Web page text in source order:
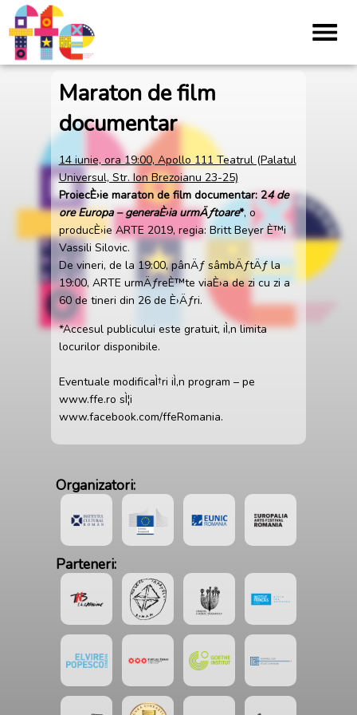
Maraton de film
documentar
14 iunie, ora 19:00, Apollo 111 Teatrul (Palatul
Universul, Str. Ion Brezoianu 23-25)
ProiecÈ›ie maraton de film documentar: 24 de
ore Europa – generaÈ›ia urmÄƒtoare*, o
producÈ›ie ARTE 2019, regia: Britt Beyer È™i
Vassili Silovic.
De vineri, de la 19:00, pânÄƒ sâmbÄƒtÄƒ la
19:00, ARTE urmÄƒreÈ™te viaÈ›a de zi cu zi a
60 de tineri din 26 de È›Äƒri.
*Accesul publicului este gratuit, iÌ‚n limita
locurilor disponibile.
Eventuale modificaÌ†ri iÌ‚n program – pe
www.ffe.ro sÌ¦i
www.facebook.com/ffeRomania.
Organizatori:
Parteneri: